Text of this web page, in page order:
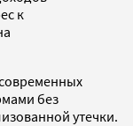
к
без
утечки.